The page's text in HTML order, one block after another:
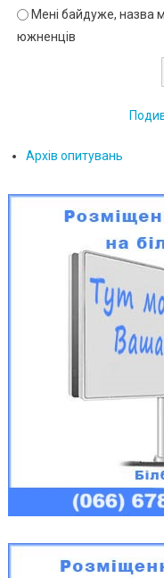
Мені байдуже, назва
южненців
Архів опитувань